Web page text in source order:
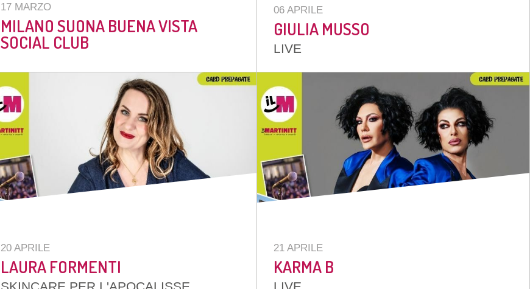
17 MARZO
MILANO SUONA BUENA VISTA
SOCIAL CLUB
06 APRILE
GIULIA MUSSO
LIVE
20 APRILE
LAURA FORMENTI
21 APRILE
KARMA B